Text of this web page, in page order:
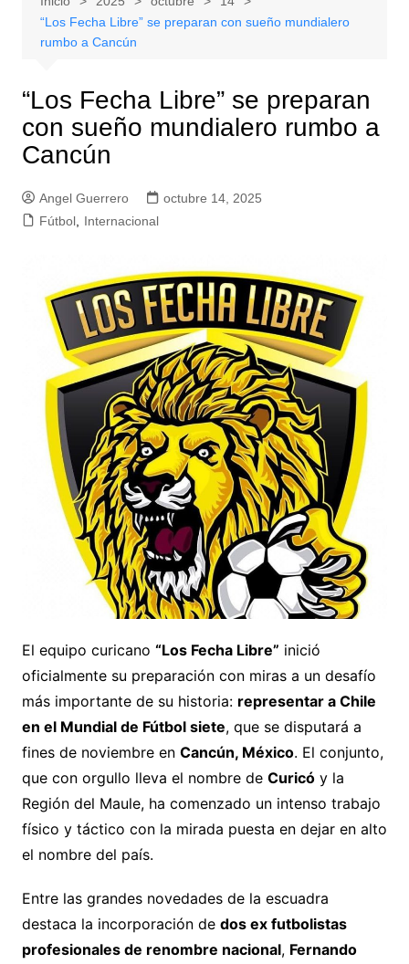
“Los Fecha Libre” se preparan con sueño mundialero
rumbo a Cancún
“Los Fecha Libre” se preparan
con sueño mundialero rumbo a
Cancún
Angel Guerrero
octubre 14, 2025
Fútbol, Internacional
El equipo curicano “Los Fecha Libre” inició
oficialmente su preparación con miras a un desafío
más importante de su historia: representar a Chile
en el Mundial de Fútbol siete, que se disputará a
fines de noviembre en Cancún, México. El conjunto,
que con orgullo lleva el nombre de Curicóy la
Región del Maule, ha comenzado un intenso trabajo
físico y táctico con la mirada puesta en dejar en alto
el nombre del país.
Entre las grandes novedades de la escuadra
destaca la incorporación de dos ex futbolistas
profesionales de renombre nacional, Fernando